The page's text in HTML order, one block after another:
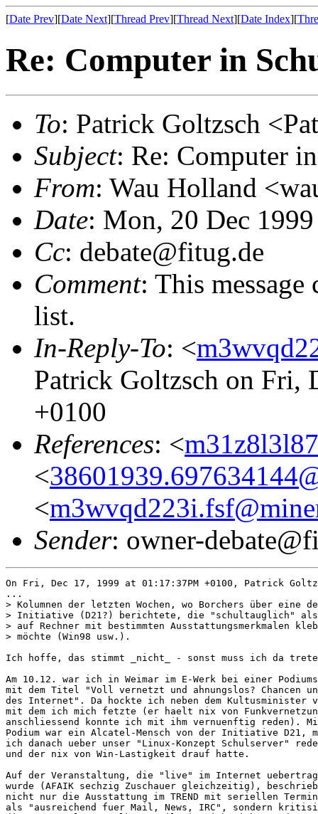
[Date Prev][Date Next][Thread Prev][Thread Next][Date Index][
Re: Computer in
To: Patrick Goltzsch
Subject: Re: Computer
From: Wau Holland
Date: Mon, 20 Dec
Cc: debate@fitug.de
Comment: This
list.
In-Reply-To: <
Patrick Goltzsch on Fri,
+0100
References: <
<
<
Sender: owner-
On Fri, Dec 17, 1999 at 01:17:37PM +0100, Patrick
...
> Kolumnen der letzten Wochen, wo Borchers über eine
> Initiative (D21?) berichtete, die "schultauglich"
> auf Rechner mit bestimmten Ausstattungsmerkmalen
> möchte (Win98 usw.).
Ich hoffe, das stimmt _nicht_ - sonst muss ich da
Am 10.12. war ich in Weimar im E-Werk bei einer
mit dem Titel "Voll vernetzt und ahnungslos? Chancen
des Internet". Da hockte ich neben dem Kultusminister
mit dem ich mich fetzte (er haelt nix von
anschliessend konnte ich mit ihm vernuenftig reden).
Podium war ein Alcatel-Mensch von der Initiative D21,
ich danach ueber unser "Linux-Konzept Schulserver"
und der nix von Win-Lastigkeit drauf hatte.
Auf der Veranstaltung, die "live" im Internet
wurde (AFAIK sechzig Zuschauer gleichzeitig),
nicht nur die Ausstattung im TREND mit seriellen
als "ausreichend fuer Mail, News, IRC", sondern